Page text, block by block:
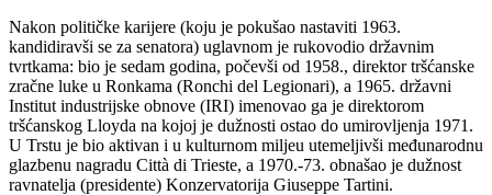
Nakon političke karijere (koju je pokušao nastaviti 1963.
kandidiravši se za senatora) uglavnom je rukovodio državnim
tvrtkama: bio je sedam godina, počevši od 1958., direktor tršćanske
zračne luke u Ronkama (Ronchi del Legionari), a 1965. državni
Institut industrijske obnove (IRI) imenovao ga je direktorom
tršćanskog Lloyda na kojoj je dužnosti ostao do umirovljenja 1971.
U Trstu je bio aktivan i u kulturnom miljeu utemeljivši međunarodnu
glazbenu nagradu Città di Trieste, a 1970.-73. obnašao je dužnost
ravnatelja (presidente) Konzervatorija Giuseppe Tartini.